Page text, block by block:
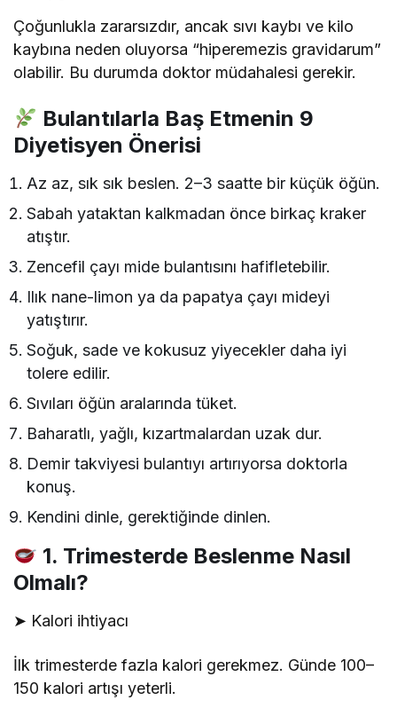
Çoğunlukla zararsızdır, ancak sıvı kaybı ve kilo
kaybına neden oluyorsa “hiperemezis gravidarum”
olabilir. Bu durumda doktor müdahalesi gerekir.
Bulantılarla Baş Etmenin 9
Diyetisyen Önerisi
Az az, sık sık beslen. 2–3 saatte bir küçük öğün.
Sabah yataktan kalkmadan önce birkaç kraker
atıştır.
Zencefil çayı mide bulantısını hafifletebilir.
Ilık nane-limon ya da papatya çayı mideyi
yatıştırır.
Soğuk, sade ve kokusuz yiyecekler daha iyi
tolere edilir.
Sıvıları öğün aralarında tüket.
Baharatlı, yağlı, kızartmalardan uzak dur.
Demir takviyesi bulantıyı artırıyorsa doktorla
konuş.
Kendini dinle, gerektiğinde dinlen.
1. Trimesterde Beslenme Nasıl
Olmalı?
➤ Kalori ihtiyacı
İlk trimesterde fazla kalori gerekmez. Günde 100–
150 kalori artışı yeterli.